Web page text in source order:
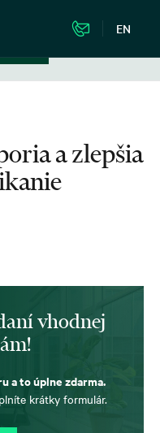
EN
a zlepšia
vhodnej
a to úplne zdarma.
krátky formulár.